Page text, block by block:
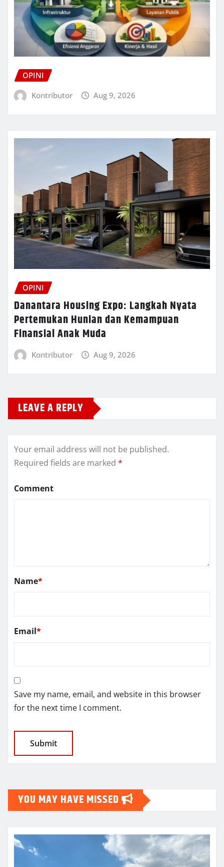
OPINI
Kontributor
Aug 9, 2026
OPINI
Danantara Housing Expo: Langkah Nyata
Pertemukan Hunian dan Kemampuan
Finansial Anak Muda
Kontributor Aug 9, 2026
LEAVE A REPLY
Your email address will not be published.
Required fields are marked *
Comment
Name*
Email*
Save my name, email, and website in this browser
for the next time I comment.
YOU MAY HAVE MISSED